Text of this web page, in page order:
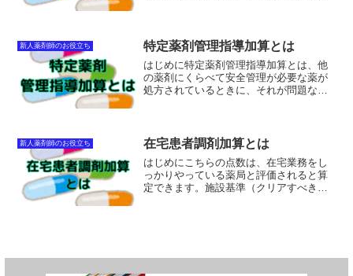
「認知症地域包括診療料」の...
新人薬剤師のお役立ち 特定薬剤管理指導加算とは
はじめに特定薬剤管理指導加算とは、他
の薬剤にくらべて安全管理が必要な薬が
処方されているときに、それが問題なく
加算2があり、1と2の...
新人薬剤師のお役立ち 在宅患者調剤加算とは
はじめにこちらの点数は、在宅業務をし
っかりやっている薬局と評価されると算
定できます。施設基準（クリアすべき条